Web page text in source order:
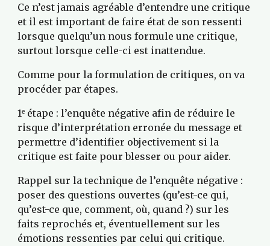
Ce n’est jamais agréable d’entendre une critique
et il est important de faire état de son ressenti
lorsque quelqu’un nous formule une critique,
surtout lorsque celle-ci est inattendue.
Comme pour la formulation de critiques, on va
procéder par étapes.
1e étape : l’enquête négative afin de réduire le
risque d’interprétation erronée du message et
permettre d’identifier objectivement si la
critique est faite pour blesser ou pour aider.
Rappel sur la technique de l’enquête négative :
poser des questions ouvertes (qu’est-ce qui,
qu’est-ce que, comment, où, quand ?) sur les
faits reprochés et, éventuellement sur les
émotions ressenties par celui qui critique.